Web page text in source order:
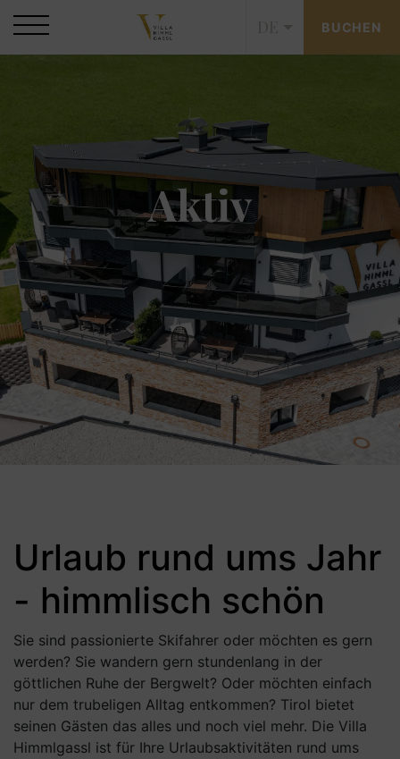
BUCHEN
Aktiv
Urlaub rund ums Jahr
- himmlisch schön
Sie sind passionierte Skifahrer oder möchten es gern
werden? Sie wandern gern stundenlang in der
göttlichen Ruhe der Bergwelt? Oder möchten einfach
nur dem trubeligen Alltag entkommen? Tirol bietet
seinen Gästen das alles und noch viel mehr. Die Villa
Himmlgassl ist für Ihre Urlaubsaktivitäten rund ums